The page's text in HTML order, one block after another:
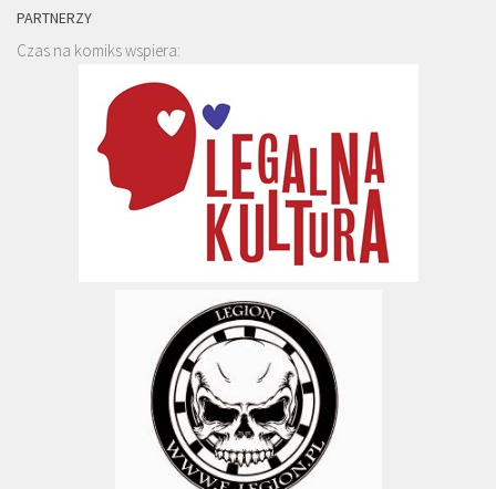
PARTNERZY
Czas na komiks wspiera: